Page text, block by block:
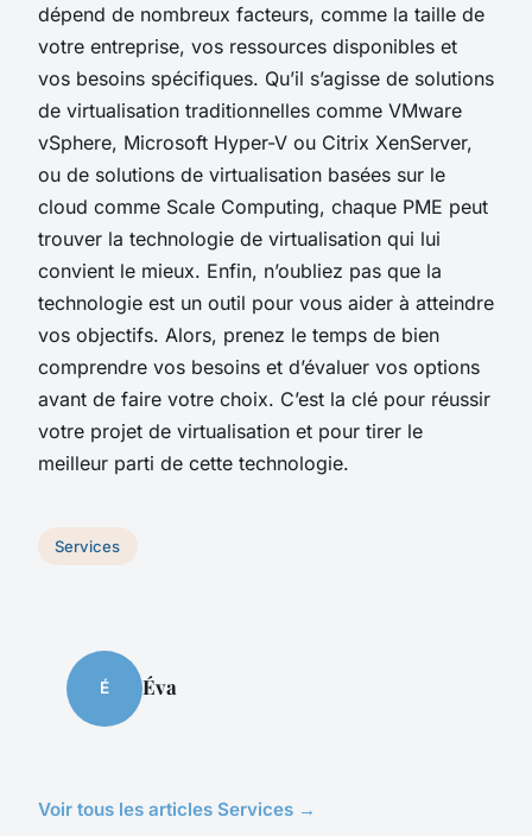
dépend de nombreux facteurs, comme la taille de
votre entreprise, vos ressources disponibles et
vos besoins spécifiques. Qu’il s’agisse de solutions
de virtualisation traditionnelles comme VMware
vSphere, Microsoft Hyper-V ou Citrix XenServer,
ou de solutions de virtualisation basées sur le
cloud comme Scale Computing, chaque PME peut
trouver la technologie de virtualisation qui lui
convient le mieux. Enfin, n’oubliez pas que la
technologie est un outil pour vous aider à atteindre
vos objectifs. Alors, prenez le temps de bien
comprendre vos besoins et d’évaluer vos options
avant de faire votre choix. C’est la clé pour réussir
votre projet de virtualisation et pour tirer le
meilleur parti de cette technologie.
Services
É Éva
Voir tous les articles Services →